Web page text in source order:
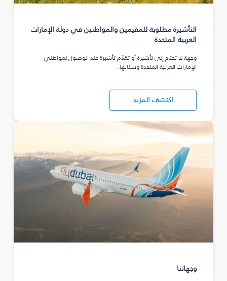
التأشيرة مطلوبة للمقيمين والمواطنين في دولة الإمارات
العربية المتحدة
وجهة لا تحتاج إلى تأشيرة أو تقدّم تأشيرة عند الوصول لمواطني
الإمارات العربية المتحدة وسكانها.
اكتشف المزيد
وجهاتنا